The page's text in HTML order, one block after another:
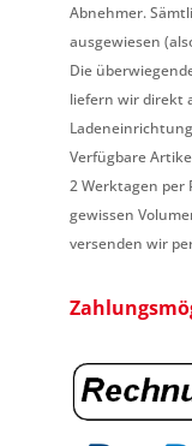
Abnehmer.
ausgewiesen
Die
liefern wir direkt
Verfügbare
2 Werktagen per
gewissen
versenden wir